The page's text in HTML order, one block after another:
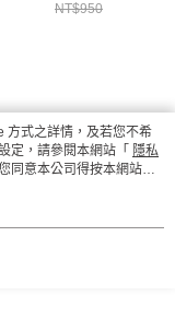
NT$950
方式之詳情，及若您不希
定，請參閱本網站「 隱私
同意本公司得按本網站使